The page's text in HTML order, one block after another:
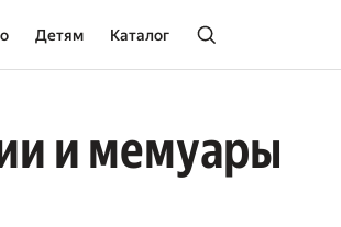
Детям Каталог
и мемуары